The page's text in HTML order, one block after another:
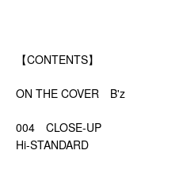
【CONTENTS】
ON THE COVER B'z
004 CLOSE-UP
Hi-STANDARD